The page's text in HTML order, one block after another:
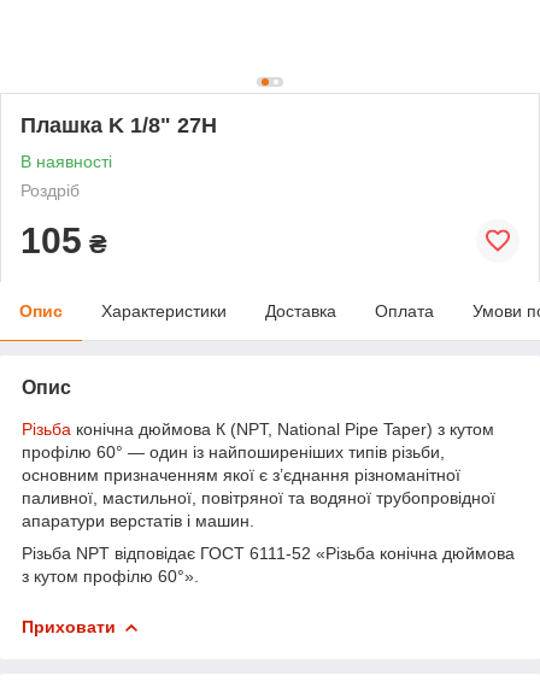
Плашка K 1/8" 27Н
В наявності
Роздріб
105 ₴
Опис Характеристики Доставка Оплата Умови
Опис
Різьба конічна дюймова К (NPT, National Pipe Taper) з кутом
профілю 60° — один із найпоширеніших типів різьби,
основним призначенням якої є з’єднання різноманітної
паливної, мастильної, повітряної та водяної трубопровідної
апаратури верстатів і машин.
Різьба NPT відповідає ГОСТ 6111-52 «Різьба конічна дюймова
з кутом профілю 60°».
Приховати